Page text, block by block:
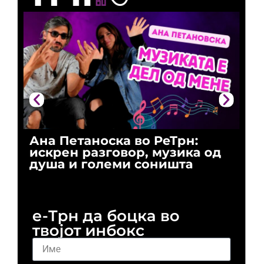
Ана Петаноска во РеТрн:
искрен разговор, музика од
душа и големи соништа
е-Трн да боцка во
твојот инбокс